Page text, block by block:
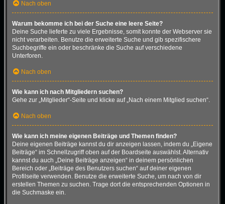
Nach oben
Warum bekomme ich bei der Suche eine leere Seite?
Deine Suche lieferte zu viele Ergebnisse, somit konnte der Webserver sie
nicht verarbeiten. Benutze die erweiterte Suche und gib spezifischere
Suchbegriffe ein oder beschränke die Suche auf verschiedene
Unterforen.
Nach oben
Wie kann ich nach Mitgliedern suchen?
Gehe zur „Mitglieder“-Seite und klicke auf „Nach einem Mitglied suchen“.
Nach oben
Wie kann ich meine eigenen Beiträge und Themen finden?
Deine eigenen Beiträge kannst du dir anzeigen lassen, indem du „Eigene
Beiträge“ im Schnellzugriff oben auf der Boardseite auswählst. Alternativ
kannst du auch „Deine Beiträge anzeigen“ in deinem persönlichen
Bereich oder „Beiträge des Benutzers suchen“ auf deiner eigenen
Profilseite verwenden. Benutze die erweiterte Suche, um nach von dir
erstellen Themen zu suchen. Trage dort die entsprechenden Optionen in
die Suchmaske ein.